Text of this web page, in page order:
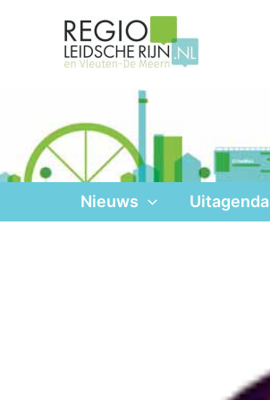
Nieuws Uitagenda